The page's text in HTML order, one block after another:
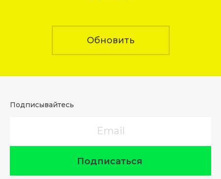
Обновить
Подписывайтесь
Подписаться